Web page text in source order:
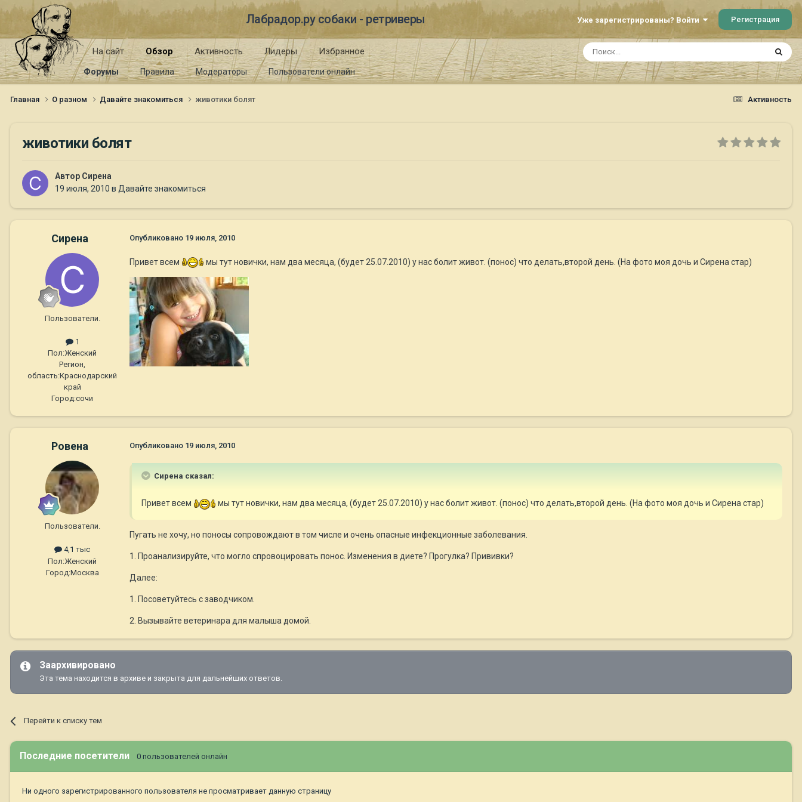
Лабрадор.ру собаки - ретриверы Уже зарегистрированы? Войти Регистрация
На сайт Обзор
Форумы Правила Модераторы Пользователи онлайн
Активность Лидеры Избранное
Активность
Главная О разном Давайте знакомиться животики болят
животики болят
Автор Сирена
19 июля, 2010 в Давайте знакомиться
Сирена
Пользователи.
1
Пол:Женский
Регион,
область:Краснодарский
край
Город:сочи
Опубликовано 19 июля, 2010
Привет всем мы тут новички, нам два месяца, (будет 25.07.2010) у нас болит живот. (понос) что делать,второй день. (На фото моя дочь и Сирена стар)
Ровена
Пользователи.
4,1 тыс
Пол:Женский
Город:Москва
Опубликовано 19 июля, 2010
Сирена сказал:
Привет всем мы тут новички, нам два месяца, (будет 25.07.2010) у нас болит живот. (понос) что делать,второй день. (На фото моя дочь и Сирена стар)
Пугать не хочу, но поносы сопровождают в том числе и очень опасные инфекционные заболевания.
1. Проанализируйте, что могло спровоцировать понос. Изменения в диете? Прогулка? Прививки?
Далее:
1. Посоветуйтесь с заводчиком.
2. Вызывайте ветеринара для малыша домой.
Заархивировано
Эта тема находится в архиве и закрыта для дальнейших ответов.
Перейти к списку тем
Последние посетители 0 пользователей онлайн
Ни одного зарегистрированного пользователя не просматривает данную страницу